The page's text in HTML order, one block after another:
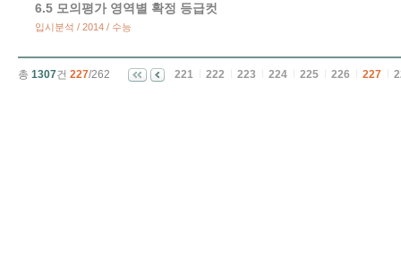
6.5 모의평가 영역별 확정 등급컷
입시분석 / 2014 / 수능
총 1307건 227/262 221 222 223 224 225 226 227